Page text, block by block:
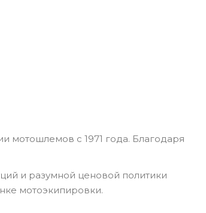
мотошлемов с 1971 года. Благодаря
и разумной ценовой политики
мотоэкипировки.